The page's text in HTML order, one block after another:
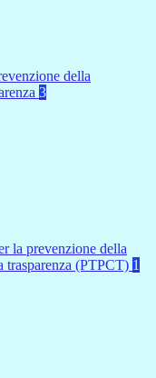
della
3
la prevenzione della
trasparenza (PTPCT) 1